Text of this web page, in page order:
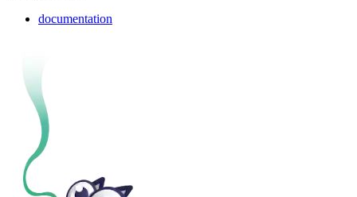
documentation